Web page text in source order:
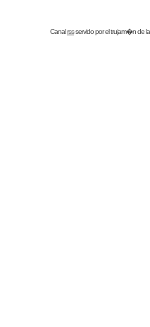
Canalrssservido por eltrujam�nde